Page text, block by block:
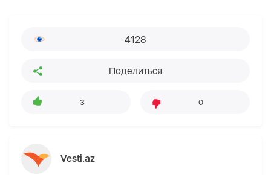
4128
Поделиться
3 0
Vesti.az